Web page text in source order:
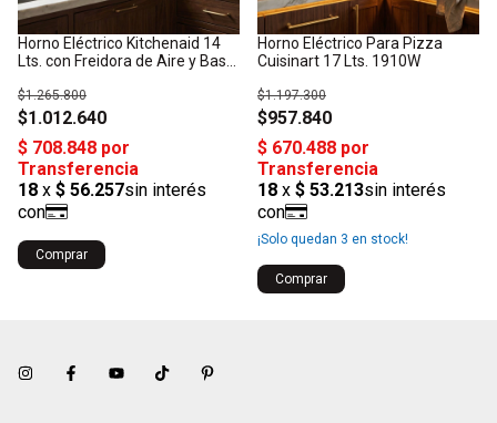
Horno Eléctrico Kitchenaid 14
Lts. con Freidora de Aire y Base
$1.012.640
$1.265.800
Comprar
Horno Eléctrico Para Pizza
Cuisinart 17 Lts. 1910W
$957.840
$1.197.300
¡Solo quedan 3 en stock!
Comprar